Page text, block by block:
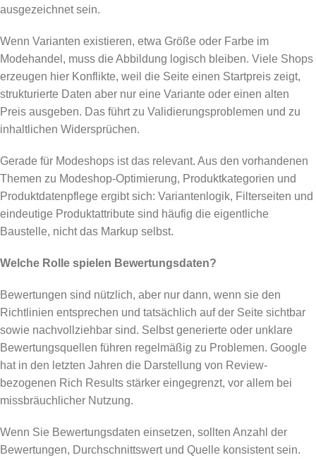
ausgezeichnet sein.
Wenn Varianten existieren, etwa Größe oder Farbe im
Modehandel, muss die Abbildung logisch bleiben. Viele Shops
erzeugen hier Konflikte, weil die Seite einen Startpreis zeigt,
strukturierte Daten aber nur eine Variante oder einen alten
Preis ausgeben. Das führt zu Validierungsproblemen und zu
inhaltlichen Widersprüchen.
Gerade für Modeshops ist das relevant. Aus den vorhandenen
Themen zu Modeshop-Optimierung, Produktkategorien und
Produktdatenpflege ergibt sich: Variantenlogik, Filterseiten und
eindeutige Produktattribute sind häufig die eigentliche
Baustelle, nicht das Markup selbst.
Welche Rolle spielen Bewertungsdaten?
Bewertungen sind nützlich, aber nur dann, wenn sie den
Richtlinien entsprechen und tatsächlich auf der Seite sichtbar
sowie nachvollziehbar sind. Selbst generierte oder unklare
Bewertungsquellen führen regelmäßig zu Problemen. Google
hat in den letzten Jahren die Darstellung von Review-
bezogenen Rich Results stärker eingegrenzt, vor allem bei
missbräuchlicher Nutzung.
Wenn Sie Bewertungsdaten einsetzen, sollten Anzahl der
Bewertungen, Durchschnittswert und Quelle konsistent sein.